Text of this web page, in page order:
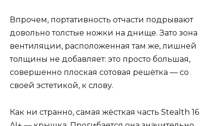
Впрочем, портативность отчасти подрывают
довольно толстые ножки на днище. Зато зона
вентиляции, расположенная там же, лишней
толщины не добавляет: это просто большая,
совершенно плоская сотовая решётка — со
своей эстетикой, к слову.
Как ни странно, самая жёсткая часть Stealth 16